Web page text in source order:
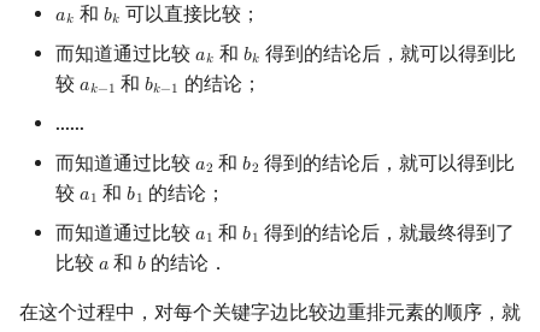
𝑎𝑘
ak 和 𝑏𝑘
bk 可以直接比较；
而知道通过比较 𝑎𝑘
ak 和 𝑏𝑘
bk 得到的结论后，就可以得到比
较 𝑎𝑘−1
ak−1 和𝑏𝑘−1
bk−1 的结论；
……
而知道通过比较 𝑎2
a2 和𝑏2
b2得到的结论后，就可以得到比
较 𝑎1
a1 和𝑏1
b1 的结论；
而知道通过比较 𝑎1
a1 和𝑏1
b1 得到的结论后，就最终得到了
比较 𝑎
a 和𝑏
b 的结论．
在这个过程中，对每个关键字边比较边重排元素的顺序，就